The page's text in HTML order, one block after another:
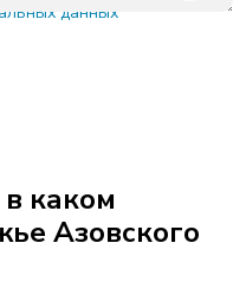
данных
каком
Азовского